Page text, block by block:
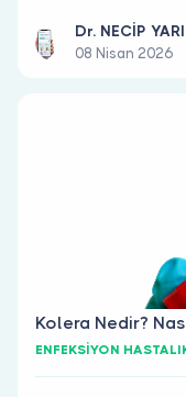
Dr. NECİP
08 Nisan 2026
Kolera Nedir?
ENFEKSİYON